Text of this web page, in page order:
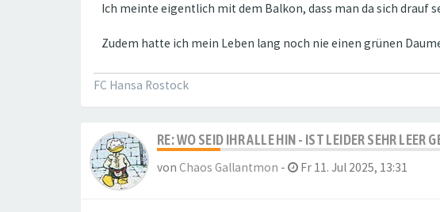
Ich meinte eigentlich mit dem Balkon, dass man da sich drauf
Zudem hatte ich mein Leben lang noch nie einen grünen
FC Hansa Rostock
RE: WO SEID IHR ALLE HIN - IST LEIDER SEHR LEER
von Chaos Gallantmon - Fr 11. Jul 2025, 13:31